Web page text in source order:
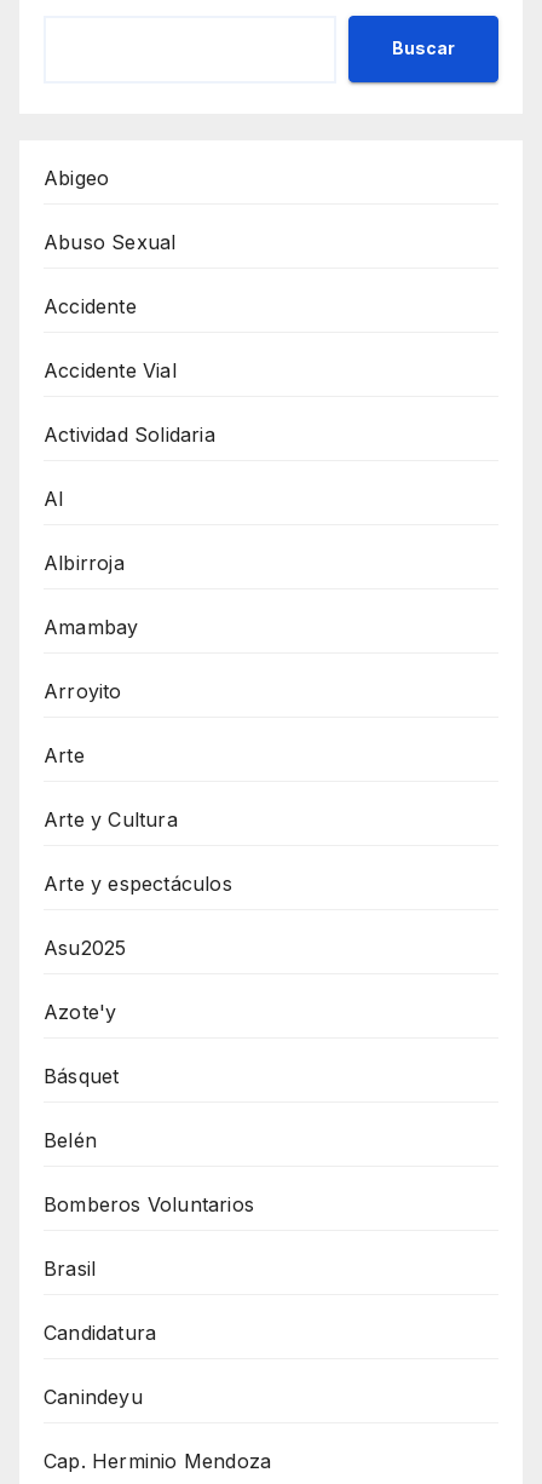
Buscar
Abigeo
Abuso Sexual
Accidente
Accidente Vial
Actividad Solidaria
AI
Albirroja
Amambay
Arroyito
Arte
Arte y Cultura
Arte y espectáculos
Asu2025
Azote'y
Básquet
Belén
Bomberos Voluntarios
Brasil
Candidatura
Canindeyu
Cap. Herminio Mendoza